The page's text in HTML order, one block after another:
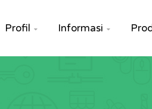
Profil  Informasi 